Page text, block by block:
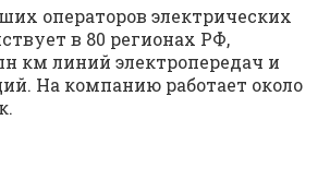
операторов электрических
в 80 регионах РФ,
км линий электропередач и
На компанию работает около